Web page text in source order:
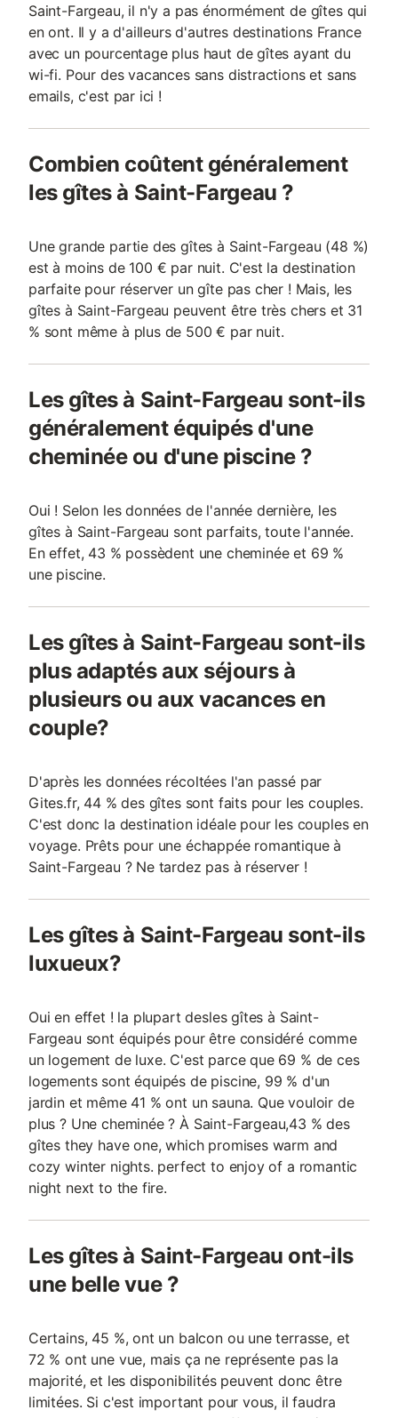
Saint-Fargeau, il n'y a pas énormément de gîtes qui
en ont. Il y a d'ailleurs d'autres destinations France
avec un pourcentage plus haut de gîtes ayant du
wi-fi. Pour des vacances sans distractions et sans
emails, c'est par ici !
Combien coûtent généralement
les gîtes à Saint-Fargeau ?
Une grande partie des gîtes à Saint-Fargeau (48 %)
est à moins de 100 € par nuit. C'est la destination
parfaite pour réserver un gîte pas cher ! Mais, les
gîtes à Saint-Fargeau peuvent être très chers et 31
% sont même à plus de 500 € par nuit.
Les gîtes à Saint-Fargeau sont-ils
généralement équipés d'une
cheminée ou d'une piscine ?
Oui ! Selon les données de l'année dernière, les
gîtes à Saint-Fargeau sont parfaits, toute l'année.
En effet, 43 % possèdent une cheminée et 69 %
une piscine.
Les gîtes à Saint-Fargeau sont-ils
plus adaptés aux séjours à
plusieurs ou aux vacances en
couple?
D'après les données récoltées l'an passé par
Gites.fr, 44 % des gîtes sont faits pour les couples.
C'est donc la destination idéale pour les couples en
voyage. Prêts pour une échappée romantique à
Saint-Fargeau ? Ne tardez pas à réserver !
Les gîtes à Saint-Fargeau sont-ils
luxueux?
Oui en effet ! la plupart desles gîtes à Saint-
Fargeau sont équipés pour être considéré comme
un logement de luxe. C'est parce que 69 % de ces
logements sont équipés de piscine, 99 % d'un
jardin et même 41 % ont un sauna. Que vouloir de
plus ? Une cheminée ? À Saint-Fargeau,43 % des
gîtes they have one, which promises warm and
cozy winter nights. perfect to enjoy of a romantic
night next to the fire.
Les gîtes à Saint-Fargeau ont-ils
une belle vue ?
Certains, 45 %, ont un balcon ou une terrasse, et
72 % ont une vue, mais ça ne représente pas la
majorité, et les disponibilités peuvent donc être
limitées. Si c'est important pour vous, il faudra